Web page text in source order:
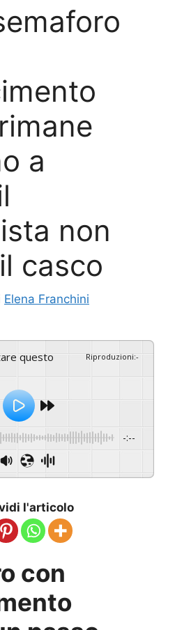
a
non
casco
Elena Franchini
Riproduzioni:-
-:--
l'articolo
con